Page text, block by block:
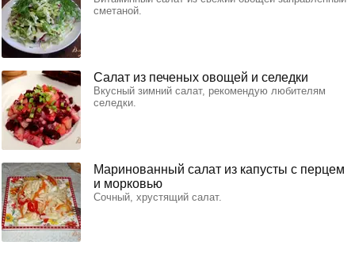
сметаной.
Салат из печеных овощей и селедки
Вкусный зимний салат, рекомендую любителям
селедки.
Маринованный салат из капусты с перцем
и морковью
Сочный, хрустящий салат.